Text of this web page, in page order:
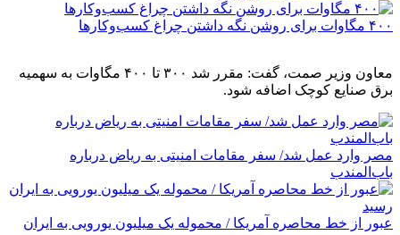
۴۰۰ مگاوات برای روشن نگه داشتن چراغ کسب‌وکار‌ها
معاون وزیر صمت، گفت: مقرر شد ۳۰۰ تا ۴۰۰ مگاوات به سهمیه
برق صنایع کوچک اضافه شود.
مصر وارد عمل شد/ سفر مقامات امنیتی به ریاض درباره
باب‌المندب
عبور از خط محاصره آمریکا / محموله یک میلیون یورویی به ایران